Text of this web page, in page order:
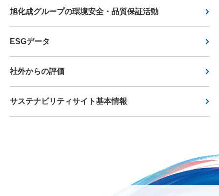
旭化成グループの環境安全・品質保証活動
ESGデータ
社外からの評価
サステナビリティサイト基本情報